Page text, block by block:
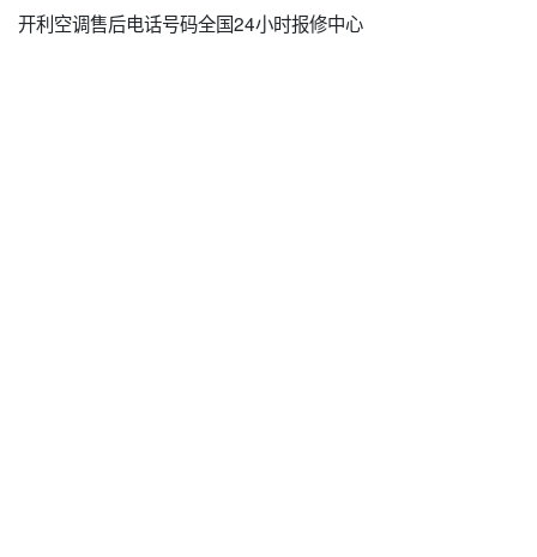
开利空调售后电话号码全国24小时报修中心